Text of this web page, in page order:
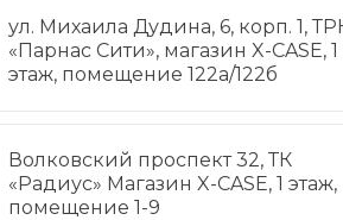
ул. Михаила Дудина, 6, корп. 1,
«Парнас Сити», магазин X-CASE, 1
этаж, помещение 122а/122б
Волковский проспект 32, ТК
«Радиус» Магазин X-CASE, 1 этаж,
помещение 1-9